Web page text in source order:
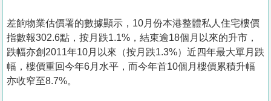
差餉物業估價署的數據顯示，10月份本港整體私人住宅樓價
指數報302.6點，按月跌1.1%，結束逾18個月以來的升市，
跌幅亦創2011年10月以來（按月跌1.3%）近四年最大單月跌
幅，樓價重回今年6月水平，而今年首10個月樓價累積升幅
亦收窄至8.7%。